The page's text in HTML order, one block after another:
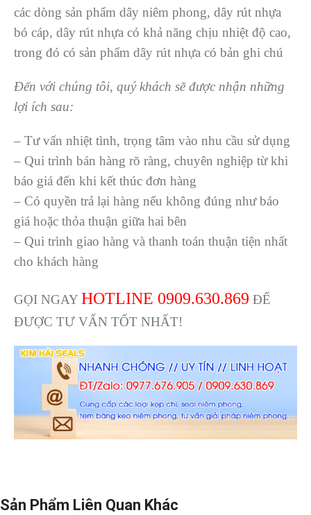
các dòng sản phẩm dây niêm phong, dây rút nhựa
bó cáp, dây rút nhựa có khả năng chịu nhiệt độ cao,
trong đó có sản phẩm dây rút nhựa có bản ghi chú
Đến với chúng tôi, quý khách sẽ được nhận những
lợi ích sau:
– Tư vấn nhiệt tình, trọng tâm vào nhu cầu sử dụng
– Qui trình bán hàng rõ ràng, chuyên nghiệp từ khi
báo giá đến khi kết thúc đơn hàng
– Có quyền trả lại hàng nếu không đúng như báo
giá hoặc thỏa thuận giữa hai bên
– Qui trình giao hàng và thanh toán thuận tiện nhất
cho khách hàng
GỌI NGAY HOTLINE 0909.630.869 ĐỂ
ĐƯỢC TƯ VẤN TỐT NHẤT!
Sản Phẩm Liên Quan Khác